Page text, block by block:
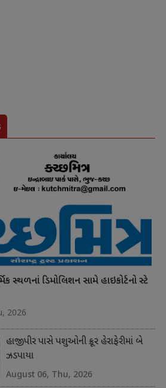
સ્થળનાં ડિમોલિશન સામે હાઇકોર્ટનો સ્ટે
2026
હાજીપીર પાસે પશુઓની ક્રૂર હેરાફેરીમાં બે
ઝડપાયા
August 06, Thu, 2026